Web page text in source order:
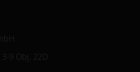
3-9 Obj. 22D